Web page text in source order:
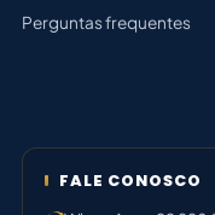
Perguntas frequentes
FALE CONOSCO